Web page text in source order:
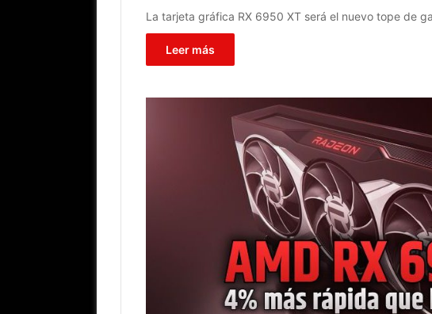
La tarjeta gráfica RX 6950 XT será el nuevo tope de
Leer más